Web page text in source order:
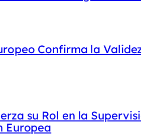
Confirma la
su Rol en la
Europea